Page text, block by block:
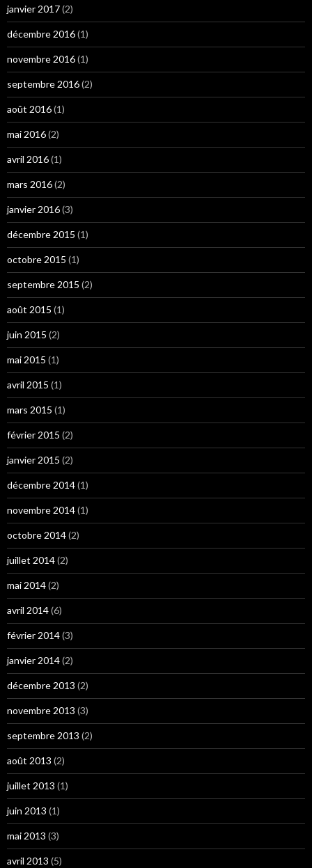
janvier 2017(2)
décembre 2016(1)
novembre 2016(1)
septembre 2016(2)
août 2016(1)
mai 2016(2)
avril 2016(1)
mars 2016(2)
janvier 2016(3)
décembre 2015 (1)
octobre 2015 (1)
septembre 2015 (2)
août 2015 (1)
juin 2015 (2)
mai 2015 (1)
avril 2015 (1)
mars 2015 (1)
février 2015 (2)
janvier 2015 (2)
décembre 2014(1)
novembre 2014(1)
octobre 2014(2)
juillet 2014(2)
mai 2014(2)
avril 2014(6)
février 2014(3)
janvier 2014(2)
décembre 2013 (2)
novembre 2013 (3)
septembre 2013 (2)
août 2013 (2)
juillet 2013 (1)
juin 2013 (1)
mai 2013 (3)
avril 2013 (5)